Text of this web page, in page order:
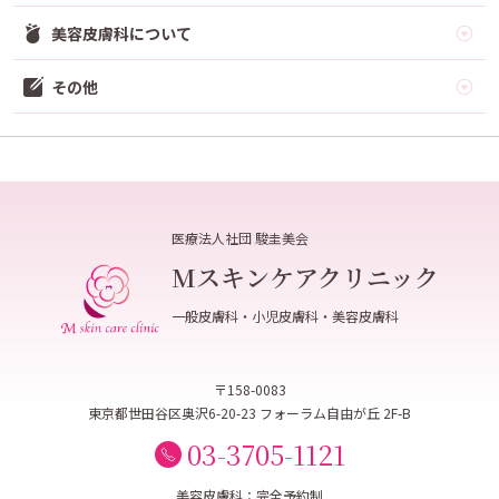
美容皮膚科について
その他
医療法人社団 駿圭美会
Mスキンケアクリニック
一般皮膚科・小児皮膚科・美容皮膚科
〒158-0083
東京都世田谷区奥沢6-20-23 フォーラム自由が丘 2F-B
03-3705-1121